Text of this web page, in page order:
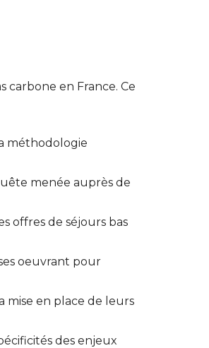
en France. Ce
méthodologie
menée auprès de
offres de séjours bas
oeuvrant pour
mise en place de leurs
des enjeux